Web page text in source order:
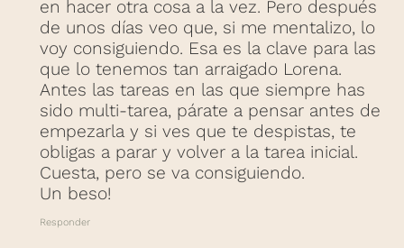
en hacer otra cosa a la vez. Pero después
de unos días veo que, si me mentalizo, lo
voy consiguiendo. Esa es la clave para las
que lo tenemos tan arraigado Lorena.
Antes las tareas en las que siempre has
sido multi-tarea, párate a pensar antes de
empezarla y si ves que te despistas, te
obligas a parar y volver a la tarea inicial.
Cuesta, pero se va consiguiendo.
Un beso!
Responder